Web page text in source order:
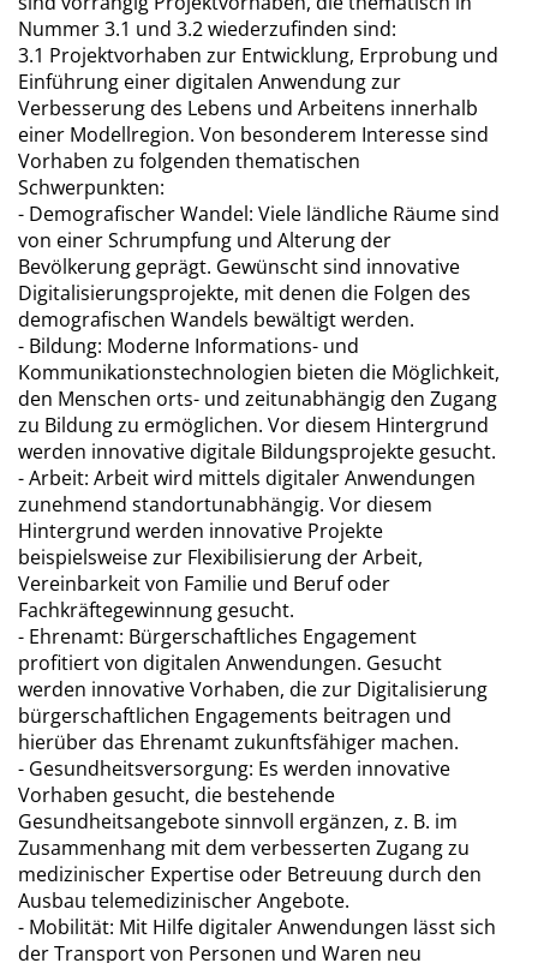
Nummer 3.1 und 3.2 wiederzufinden sind:
3.1 Projektvorhaben zur Entwicklung, Erprobung und
Einführung einer digitalen Anwendung zur
Verbesserung des Lebens und Arbeitens innerhalb
einer Modellregion. Von besonderem Interesse sind
Vorhaben zu folgenden thematischen
Schwerpunkten:
- Demografischer Wandel: Viele ländliche Räume sind
von einer Schrumpfung und Alterung der
Bevölkerung geprägt. Gewünscht sind innovative
Digitalisierungsprojekte, mit denen die Folgen des
demografischen Wandels bewältigt werden.
- Bildung: Moderne Informations- und
Kommunikationstechnologien bieten die Möglichkeit,
den Menschen orts- und zeitunabhängig den Zugang
zu Bildung zu ermöglichen. Vor diesem Hintergrund
werden innovative digitale Bildungsprojekte gesucht.
- Arbeit: Arbeit wird mittels digitaler Anwendungen
zunehmend standortunabhängig. Vor diesem
Hintergrund werden innovative Projekte
beispielsweise zur Flexibilisierung der Arbeit,
Vereinbarkeit von Familie und Beruf oder
Fachkräftegewinnung gesucht.
- Ehrenamt: Bürgerschaftliches Engagement
profitiert von digitalen Anwendungen. Gesucht
werden innovative Vorhaben, die zur Digitalisierung
bürgerschaftlichen Engagements beitragen und
hierüber das Ehrenamt zukunftsfähiger machen.
- Gesundheitsversorgung: Es werden innovative
Vorhaben gesucht, die bestehende
Gesundheitsangebote sinnvoll ergänzen, z. B. im
Zusammenhang mit dem verbesserten Zugang zu
medizinischer Expertise oder Betreuung durch den
Ausbau telemedizinischer Angebote.
- Mobilität: Mit Hilfe digitaler Anwendungen lässt sich
der Transport von Personen und Waren neu